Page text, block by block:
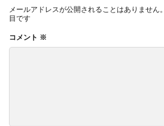
メールアドレスが公開されることはありません。
目です
コメント ※